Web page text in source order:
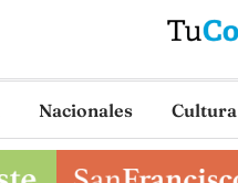
Nacionales Cultura